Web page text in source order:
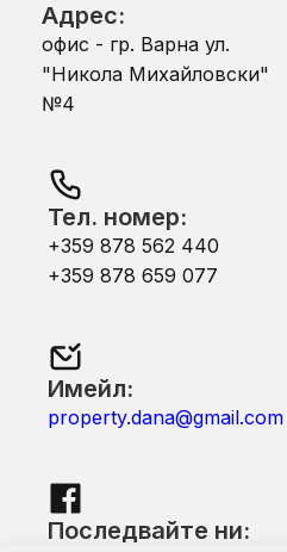
Адрес:
офис - гр. Варна ул.
"Никола Михайловски"
№4
Тел. номер:
+359 878 562 440
+359 878 659 077
Имейл:
property.dana@gmail.com
Последвайте ни: